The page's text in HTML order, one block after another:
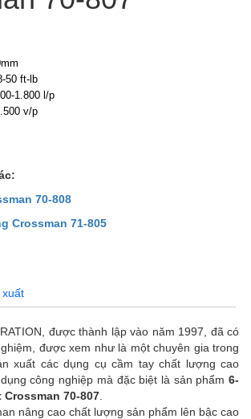
50 ft-lb
1.800 l/p
v/p
70-808
Crossman 71-805
xuất
được thành lập vào năm 1997, đã có
được xem như là một chuyên gia trong
xuất các dụng cụ cầm tay chất lượng cao
công nghiệp mà đặc biệt là sản phẩm 6-
Crossman 70-807
nâng cao chất lượng sản phẩm lên bậc cao